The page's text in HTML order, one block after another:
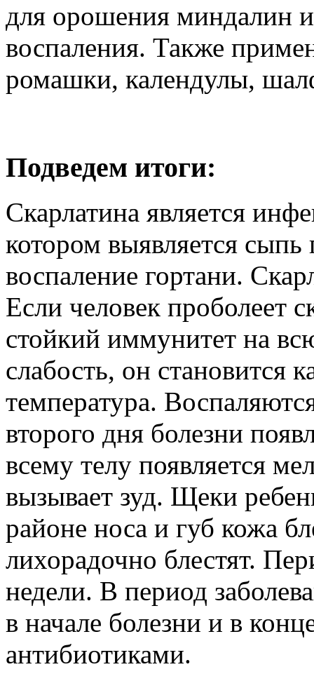
для орошения миндалин
воспаления. Также
ромашки, календулы,
Подведем итоги:
Скарлатина является
котором выявляется сыпь
воспаление гортани.
Если человек проболеет
стойкий иммунитет на
слабость, он становится
температура.
второго дня болезни
всему телу появляется
вызывает зуд. Щеки
районе носа и губ кожа
лихорадочно блестят.
недели. В период
в начале болезни и в
антибиотиками.